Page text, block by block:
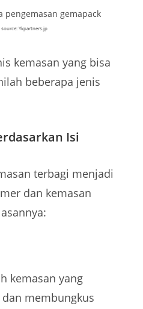
source: Ykpartners.jp
kemasan yang bisa
beberapa jenis
Isi
terbagi menjadi
dan kemasan
kemasan yang
membungkus